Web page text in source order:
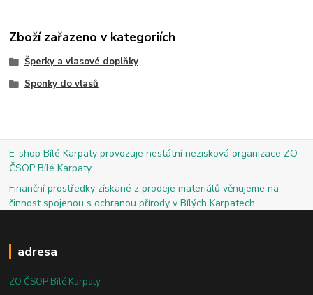
Zboží zařazeno v kategoriích
Šperky a vlasové doplňky
Sponky do vlasů
E-shop Bílé Karpaty provozuje nestátní nezisková organizace ZO
ČSOP Bílé Karpaty.
Finanční prostředky získané z prodeje materiálů věnujeme na
činnost spojenou s ochranou přírody v Bílých Karpatech.
adresa
ZO ČSOP Bílé Karpaty